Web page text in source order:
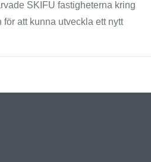
SKIFU fastigheterna kring
att kunna utveckla ett nytt